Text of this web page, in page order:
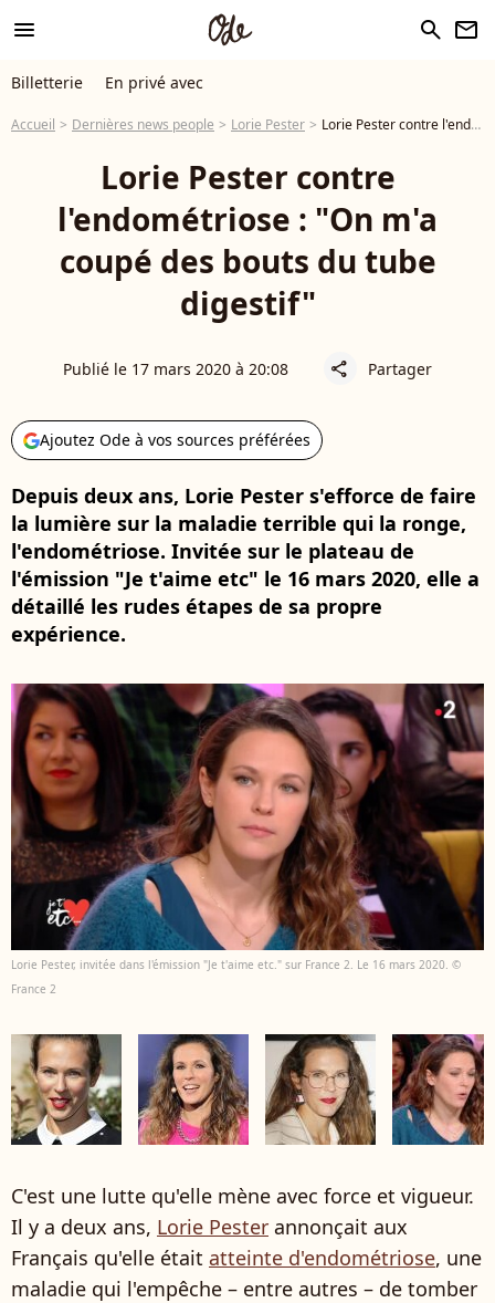
menu search newsletter
Billetterie En privé avec
Accueil Dernières news people Lorie Pester Lorie Pester contre l'endométriose : "On m'a coupé des bouts du tube digestif"
Lorie Pester contre
l'endométriose : "On m'a
coupé des bouts du tube
digestif"
Publié le 17 mars 2020 à 20:08 share Partager
Ajoutez Ode à vos sources préférées
Depuis deux ans, Lorie Pester s'efforce de faire
la lumière sur la maladie terrible qui la ronge,
l'endométriose. Invitée sur le plateau de
l'émission "Je t'aime etc" le 16 mars 2020, elle a
détaillé les rudes étapes de sa propre
expérience.
Lorie Pester, invitée dans l'émission "Je t'aime etc." sur France 2. Le 16 mars 2020. ©
France 2
C'est une lutte qu'elle mène avec force et vigueur.
Il y a deux ans, Lorie Pester annonçait aux
Français qu'elle était atteinte d'endométriose, une
maladie qui l'empêche – entre autres – de tomber